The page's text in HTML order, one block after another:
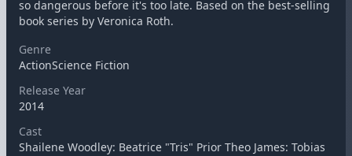
so dangerous before it's too late. Based on the best-selling
book series by Veronica Roth.
Genre
ActionScience Fiction
Release Year
2014
Cast
Shailene Woodley: Beatrice "Tris" Prior Theo James: Tobias